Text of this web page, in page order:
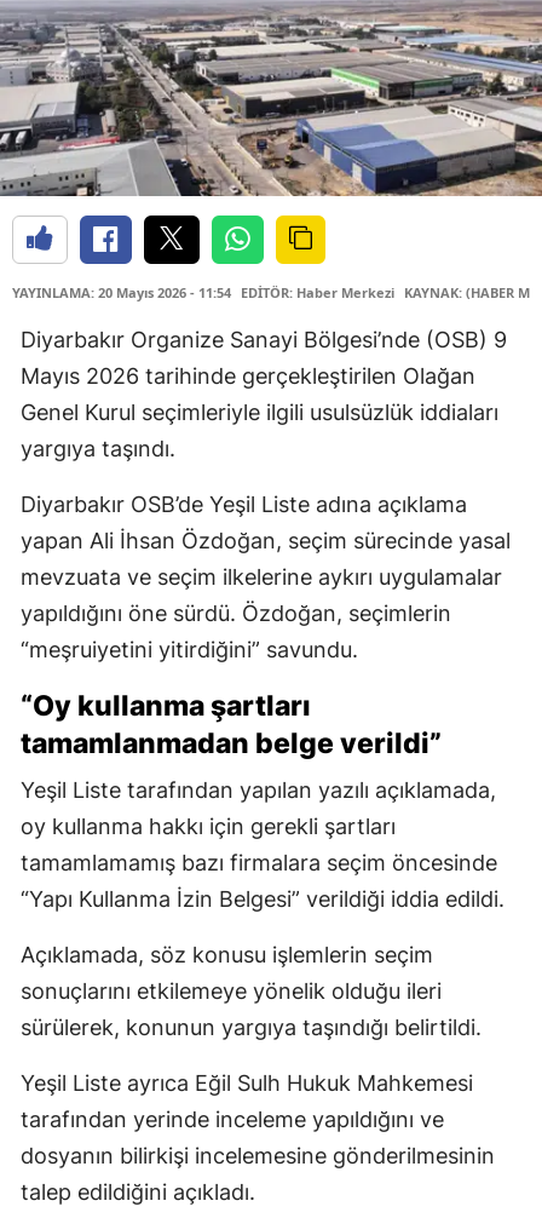
YAYINLAMA: 20 Mayıs 2026 - 11:54 EDİTÖR: Haber Merkezi KAYNAK: (HABER
Diyarbakır Organize Sanayi Bölgesi’nde (OSB) 9
Mayıs 2026 tarihinde gerçekleştirilen Olağan
Genel Kurul seçimleriyle ilgili usulsüzlük iddiaları
yargıya taşındı.
Diyarbakır OSB’de Yeşil Liste adına açıklama
yapan Ali İhsan Özdoğan, seçim sürecinde yasal
mevzuata ve seçim ilkelerine aykırı uygulamalar
yapıldığını öne sürdü. Özdoğan, seçimlerin
“meşruiyetini yitirdiğini” savundu.
“Oy kullanma şartları
tamamlanmadan belge verildi”
Yeşil Liste tarafından yapılan yazılı açıklamada,
oy kullanma hakkı için gerekli şartları
tamamlamamış bazı firmalara seçim öncesinde
“Yapı Kullanma İzin Belgesi” verildiği iddia edildi.
Açıklamada, söz konusu işlemlerin seçim
sonuçlarını etkilemeye yönelik olduğu ileri
sürülerek, konunun yargıya taşındığı belirtildi.
Yeşil Liste ayrıca Eğil Sulh Hukuk Mahkemesi
tarafından yerinde inceleme yapıldığını ve
dosyanın bilirkişi incelemesine gönderilmesinin
talep edildiğini açıkladı.